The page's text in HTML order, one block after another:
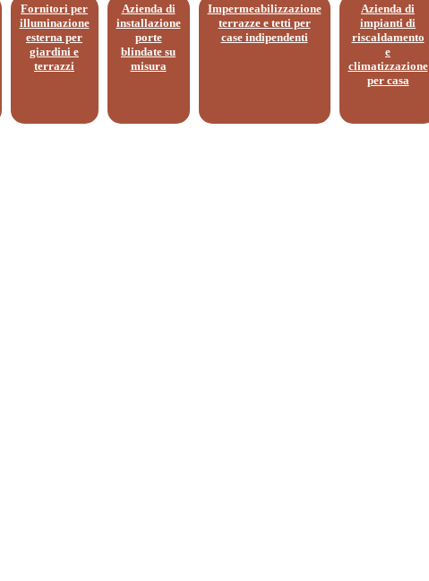
Fornitori per
illuminazione
esterna per
giardini e
terrazzi
Azienda di
installazione
porte
blindate su
misura
Impermeabilizzazione
terrazze e tetti per
case indipendenti
Azienda di
impianti di
riscaldamento
e
climatizzazione
per casa